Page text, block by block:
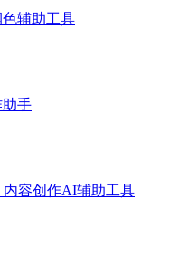
辅助工具
手
内容创作AI辅助工具